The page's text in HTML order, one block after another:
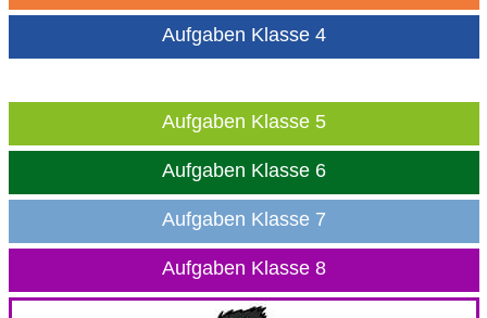
Aufgaben Klasse 4
Aufgaben Klasse 5
Aufgaben Klasse 6
Aufgaben Klasse 7
Aufgaben Klasse 8